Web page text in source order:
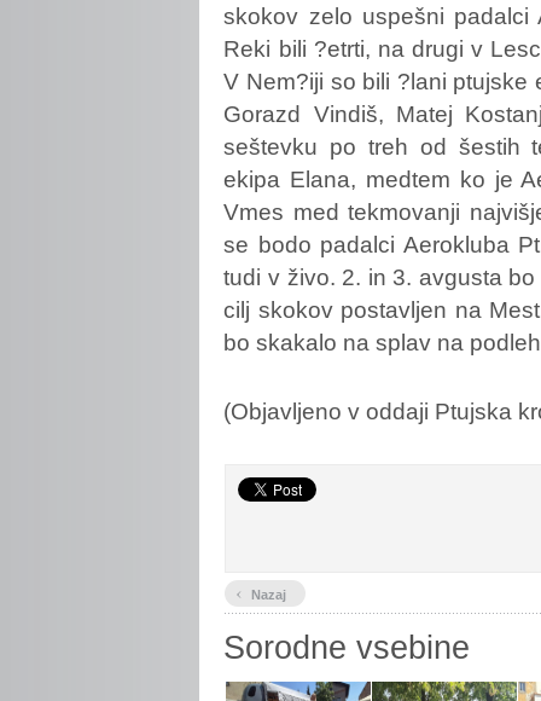
skokov zelo uspešni
Reki bili ?etrti, na drugi v
V Nem?iji so bili ?lani
Gorazd Vindiš, Matej
seštevku po treh od šestih
ekipa Elana, medtem ko je
Vmes med tekmovanji
se bodo padalci Aerokluba
tudi v živo. 2. in 3. avgusta
cilj skokov postavljen na
bo skakalo na splav na
(Objavljeno v oddaji Ptujska
‹ Nazaj
Sorodne vsebine